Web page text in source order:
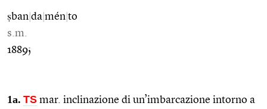
ṣban da mén to
s.m.
1889;
1a. TS mar. inclinazione di un’imbarcazione intorno a